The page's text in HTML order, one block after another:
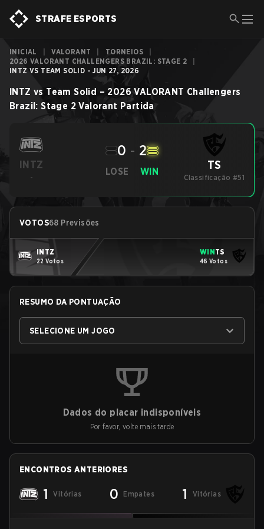
STRAFE ESPORTS
INICIAL VALORANT TORNEIOS
2026 VALORANT CHALLENGERS BRAZIL: STAGE 2
INTZ VS TEAM SOLID - JUN 27, 2026
INTZ vs Team Solid – 2026 VALORANT Challengers
Brazil: Stage 2 Valorant Partida
INTZ
-
LOSE
0 - 2
WIN TS
Classificação #51
VOTOS68 Previsões
INTZ
22 Votos
WINTS
46 Votos
RESUMO DA PONTUAÇÃO
SELECIONE UM JOGO
Dados do placar indisponíveis
Por favor, volte mais tarde
ENCONTROS ANTERIORES
1 Vitórias 0 Empates 1 Vitórias